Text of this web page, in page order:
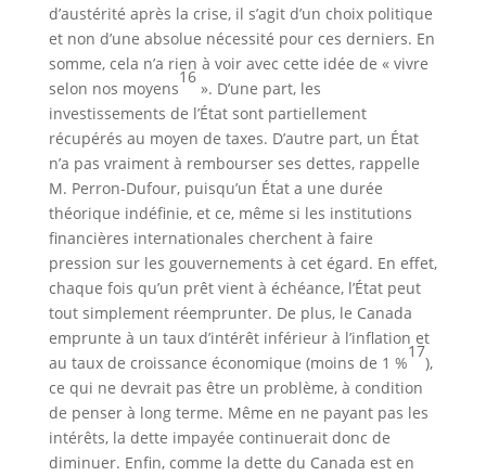
d’austérité après la crise, il s’agit d’un choix politique
et non d’une absolue nécessité pour ces derniers. En
somme, cela n’a rien à voir avec cette idée de « vivre
selon nos moyens
16
». D’une part, les
investissements de l’État sont partiellement
récupérés au moyen de taxes. D’autre part, un État
n’a pas vraiment à rembourser ses dettes, rappelle
M. Perron-Dufour, puisqu’un État a une durée
théorique indéfinie, et ce, même si les institutions
financières internationales cherchent à faire
pression sur les gouvernements à cet égard. En effet,
chaque fois qu’un prêt vient à échéance, l’État peut
tout simplement réemprunter. De plus, le Canada
emprunte à un taux d’intérêt inférieur à l’inflation et
au taux de croissance économique (moins de 1 %
17
),
ce qui ne devrait pas être un problème, à condition
de penser à long terme. Même en ne payant pas les
intérêts, la dette impayée continuerait donc de
diminuer. Enfin, comme la dette du Canada est en